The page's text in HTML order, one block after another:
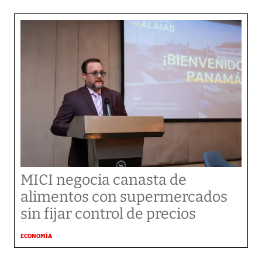
MICI negocia canasta de
alimentos con supermercados
sin fijar control de precios
ECONOMÍA